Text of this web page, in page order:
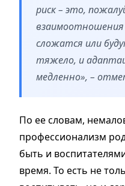
риск – это,
взаимоотношения
сложатся или
тяжело, и
медленно», –
По ее словам,
профессионализм
быть и
время. То есть не